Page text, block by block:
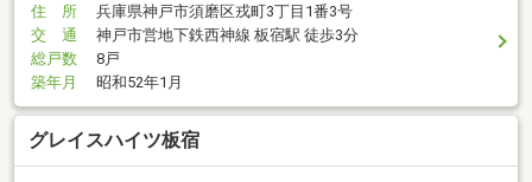
住 所
兵庫県神戸市須磨区戎町3丁目1番3号
交 通
神戸市営地下鉄西神線 板宿駅 徒歩3分
総戸数
8戸
築年月
昭和52年1月
グレイスハイツ板宿